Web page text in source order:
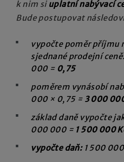
k nim si uplatní nabývací
Bude postupovat
vypočte poměr příjmu
sjednané prodejní
000 = 0,75
poměrem vynásobí
000 × 0,75 = 3 000
základ daně vypočte
000 000 = 1 500 000
vypočte daň:1 500